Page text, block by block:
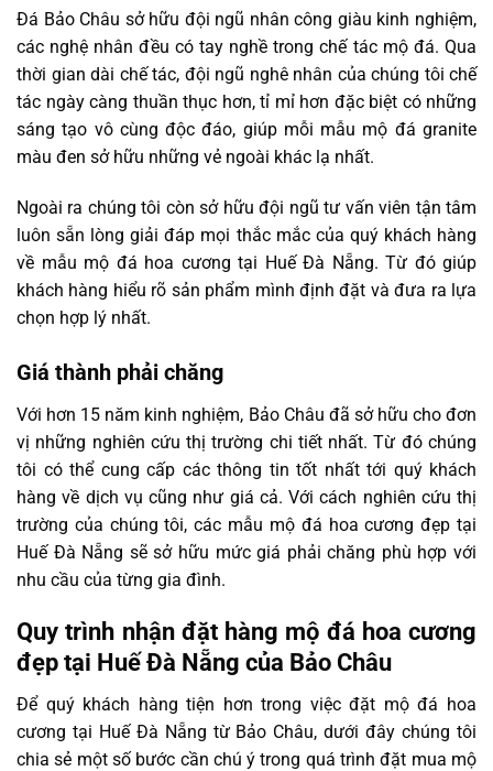
Đá Bảo Châu sở hữu đội ngũ nhân công giàu kinh nghiệm,
các nghệ nhân đều có tay nghề trong chế tác mộ đá. Qua
thời gian dài chế tác, đội ngũ nghê nhân của chúng tôi chế
tác ngày càng thuần thục hơn, tỉ mỉ hơn đặc biệt có những
sáng tạo vô cùng độc đáo, giúp mỗi mẫu mộ đá granite
màu đen sở hữu những vẻ ngoài khác lạ nhất.
Ngoài ra chúng tôi còn sở hữu đội ngũ tư vấn viên tận tâm
luôn sẵn lòng giải đáp mọi thắc mắc của quý khách hàng
về mẫu mộ đá hoa cương tại Huế Đà Nẵng. Từ đó giúp
khách hàng hiểu rõ sản phẩm mình định đặt và đưa ra lựa
chọn hợp lý nhất.
Giá thành phải chăng
Với hơn 15 năm kinh nghiệm, Bảo Châu đã sở hữu cho đơn
vị những nghiên cứu thị trường chi tiết nhất. Từ đó chúng
tôi có thể cung cấp các thông tin tốt nhất tới quý khách
hàng về dịch vụ cũng như giá cả. Với cách nghiên cứu thị
trường của chúng tôi, các mẫu mộ đá hoa cương đẹp tại
Huế Đà Nẵng sẽ sở hữu mức giá phải chăng phù hợp với
nhu cầu của từng gia đình.
Quy trình nhận đặt hàng mộ đá hoa cương
đẹp tại Huế Đà Nẵng của Bảo Châu
Để quý khách hàng tiện hơn trong việc đặt mộ đá hoa
cương tại Huế Đà Nẵng từ Bảo Châu, dưới đây chúng tôi
chia sẻ một số bước cần chú ý trong quá trình đặt mua mộ